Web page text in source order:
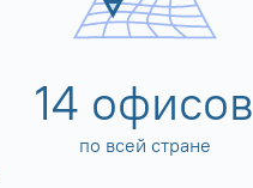
14 офисов
по всей стране